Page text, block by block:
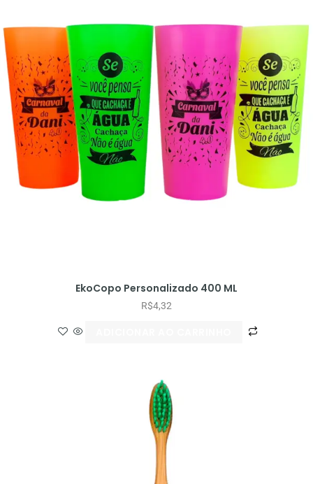
EkoCopo Personalizado 400 ML
R$4,32